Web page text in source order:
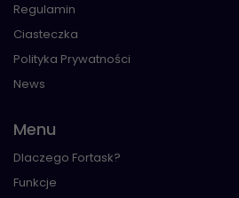
Regulamin
Ciasteczka
Polityka Prywatności
News
Menu
Dlaczego Fortask?
Funkcje